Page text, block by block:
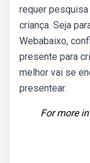
requer
criança. Seja
Webabaixo,
presente para
melhor vai se
presentear.
For more